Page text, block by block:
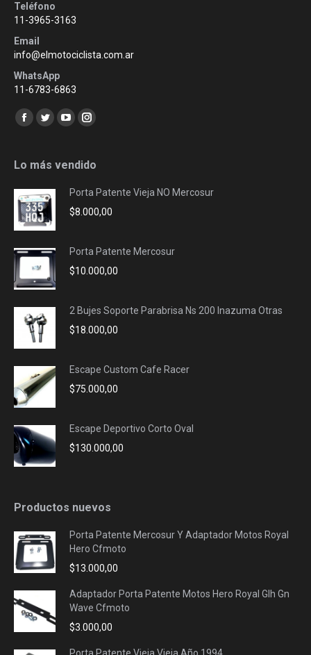
Teléfono
11-3965-3163
Email
info@elmotociclista.com.ar
WhatsApp
11-6783-6863
Encuéntranos en:
Facebook
opens
new
window
Twitter
opens
new
window
YouTube
opens
new
window
Instagram
opens
new
window
Lo más vendido
Porta Patente Vieja NO Mercosur
$8.000,00
Porta Patente Mercosur
$10.000,00
2 Bujes Soporte Parabrisa Ns 200 Inazuma Otras
$18.000,00
Escape Custom Cafe Racer
$75.000,00
Escape Deportivo Corto Oval
$130.000,00
Productos nuevos
Porta Patente Mercosur Y Adaptador Motos Royal
Hero Cfmoto
$13.000,00
Adaptador Porta Patente Motos Hero Royal Glh Gn
Wave Cfmoto
$3.000,00